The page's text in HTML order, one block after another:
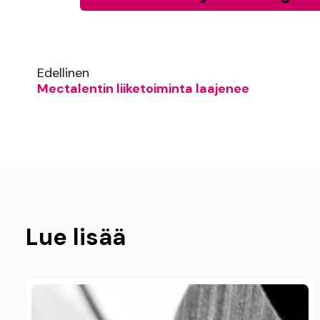
Edellinen
Mectalentin liiketoiminta laajenee
Lue lisää